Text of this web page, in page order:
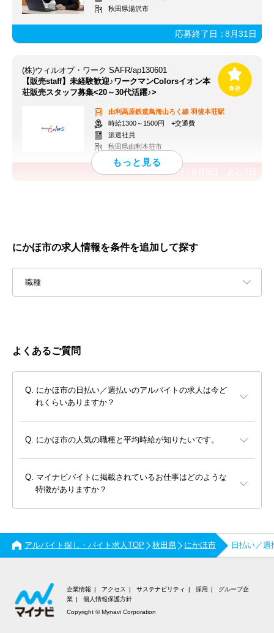
秋田県湯沢市
応募終了日：8月31日
(株)ウィルオブ・ワーク SAFR/ap130601
【販売staff】未経験歓迎♪ワークマンColorsイオン本
荘販売スタッフ募集<20～30代活躍♪>
由利高原鉄道鳥海山ろく線 羽後本荘駅
時給1300～1500円 +交通費
派遣社員
秋田県由利本荘市
応募終了日：
にかほ市の求人情報を条件を追加して探す
職種
よくあるご質問
にかほ市の日払い／週払いのアルバイトの求人は今ど
れくらいありますか？
にかほ市の人気の職種と平均時給が知りたいです。
マイナビバイトに掲載されているお仕事はどのような
特徴がありますか？
アルバイト探し・バイト求人TOP 秋田県 にかほ市 日払い／
企業情報 アクセス サステナビリティ 採用
グループ企
業
個人情報保護方針
Copyright © Mynavi Corporation